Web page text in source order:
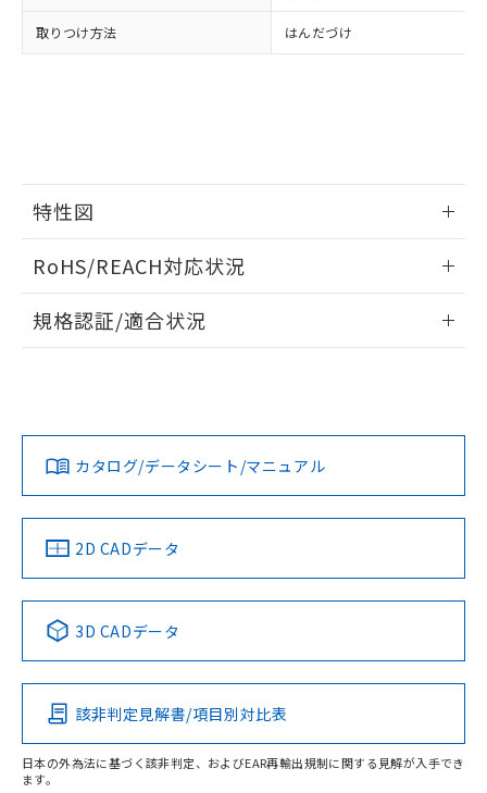
取りつけ方法 はんだづけ
特性図
開閉容量
RoHS/REACH対応状況
EU RoHS 注意事項・凡例
対応済み
中国 RoHS 注意事項・凡例
Pb Hg Cd Cr(VI)
O
規格認証/適合状況
LR型式承認
（イギリス
船舶規格）
DNV型式承認
（ノルウェー
BV型式承認
（フランス
KR型式
（韓国
No No No No
この製品の規格認証/適合状況ページへ
その他の認証はこちらのページからご検索ください
カタログ/データシート/マニュアル
2D CADデータ
3D CADデータ
該非判定見解書/項目別対比表
日本の外為法に基づく該非判定、およびEAR再輸出規制に関する見解が入手でき
ます。
また、RoHS指令のフタル酸エステル類４
物質の対応では、対応完了までの期間は出
す。